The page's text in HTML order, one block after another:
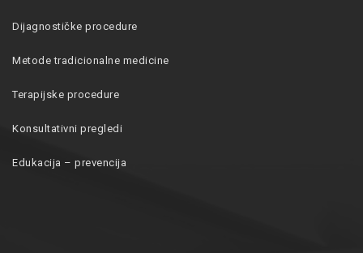
Dijagnostičke procedure
Metode tradicionalne medicine
Terapijske procedure
Konsultativni pregledi
Edukacija – prevencija